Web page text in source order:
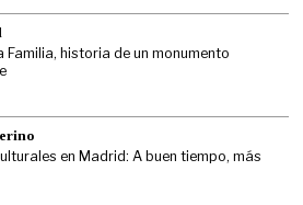
Familia, historia de un monumento
en Madrid: A buen tiempo, más